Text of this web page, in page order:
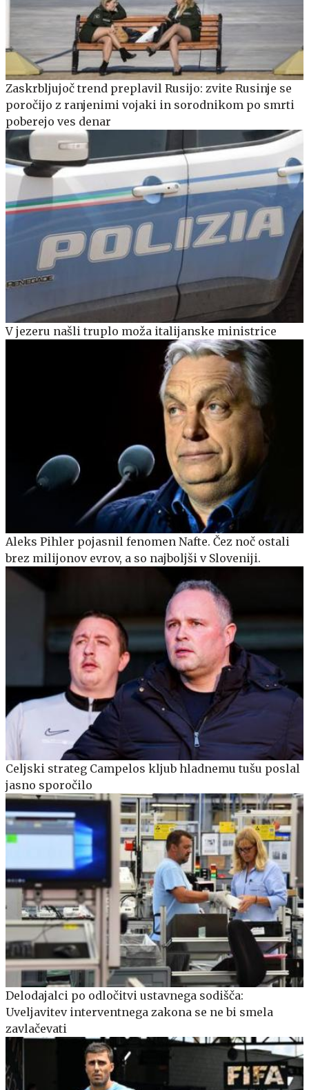
Zaskrbljujoč trend preplavil Rusijo: zvite Rusinje se
poročijo z ranjenimi vojaki in sorodnikom po smrti
poberejo ves denar
V jezeru našli truplo moža italijanske ministrice
Aleks Pihler pojasnil fenomen Nafte. Čez noč ostali
brez milijonov evrov, a so najboljši v Sloveniji.
Celjski strateg Campelos kljub hladnemu tušu poslal
jasno sporočilo
Delodajalci po odločitvi ustavnega sodišča:
Uveljavitev interventnega zakona se ne bi smela
zavlačevati